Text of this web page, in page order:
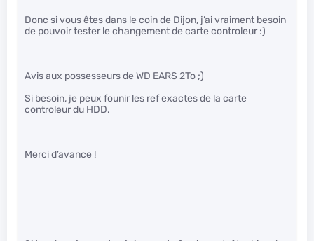
Donc si vous êtes dans le coin de Dijon, j’ai vraiment besoin
de pouvoir tester le changement de carte controleur :)
Avis aux possesseurs de WD EARS 2To ;)
Si besoin, je peux founir les ref exactes de la carte
controleur du HDD.
Merci d’avance !